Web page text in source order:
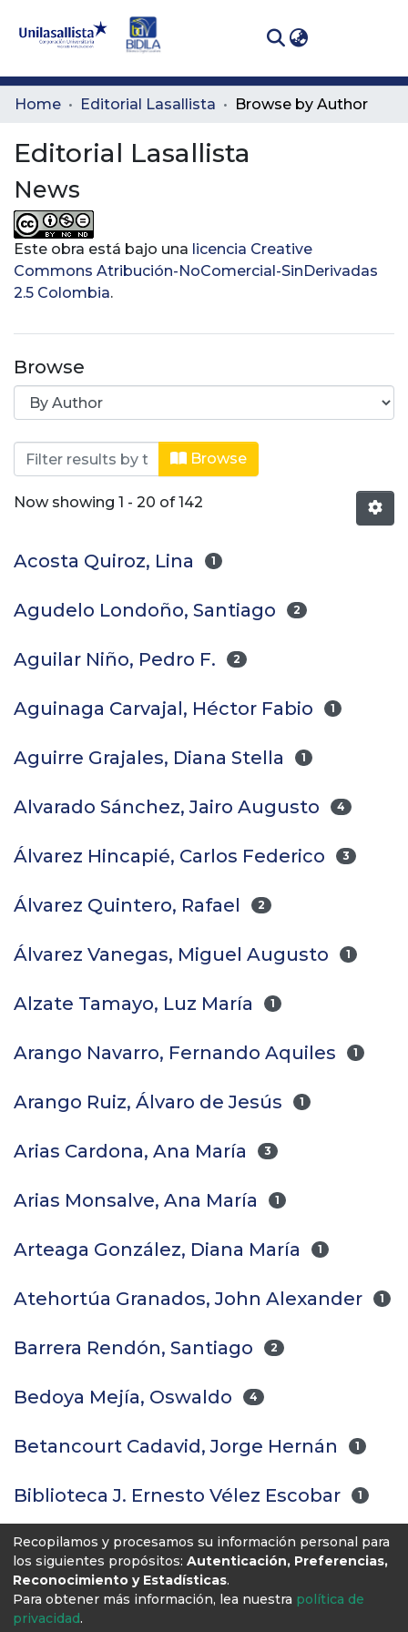
Communities
All of DSpace
Home Editorial Lasallista Browse by Author
Editorial Lasallista
News
Este obra está bajo una licencia Creative
Commons Atribución-NoComercial-SinDerivadas
2.5 Colombia.
Browse
Browsing Editorial Lasallista by
Browse
Now showing 1 - 20 of 142
Acosta Quiroz, Lina 1
Agudelo Londoño, Santiago 2
Aguilar Niño, Pedro F. 2
Aguinaga Carvajal, Héctor Fabio 1
Aguirre Grajales, Diana Stella 1
Alvarado Sánchez, Jairo Augusto 4
Álvarez Hincapié, Carlos Federico 3
Álvarez Quintero, Rafael 2
Álvarez Vanegas, Miguel Augusto 1
Alzate Tamayo, Luz María 1
Arango Navarro, Fernando Aquiles 1
Arango Ruiz, Álvaro de Jesús 1
Arias Cardona, Ana María 3
Arias Monsalve, Ana María 1
Arteaga González, Diana María 1
Atehortúa Granados, John Alexander 1
Barrera Rendón, Santiago 2
Bedoya Mejía, Oswaldo 4
Betancourt Cadavid, Jorge Hernán 1
Biblioteca J. Ernesto Vélez Escobar 1
« 1(current)
2 3 4 5 ... 8 »
Recopilamos y procesamos su información personal para
los siguientes propósitos: Autenticación, Preferencias,
Reconocimiento y Estadísticas.
Para obtener más información, lea nuestra política de
privacidad.